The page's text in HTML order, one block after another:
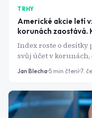
TRHY
Americké akcie letí
korunách zaostává.
Index roste o desítky
svůj účet v
rozdílem nestojí
Jan Blecha 5 min čtení 7.